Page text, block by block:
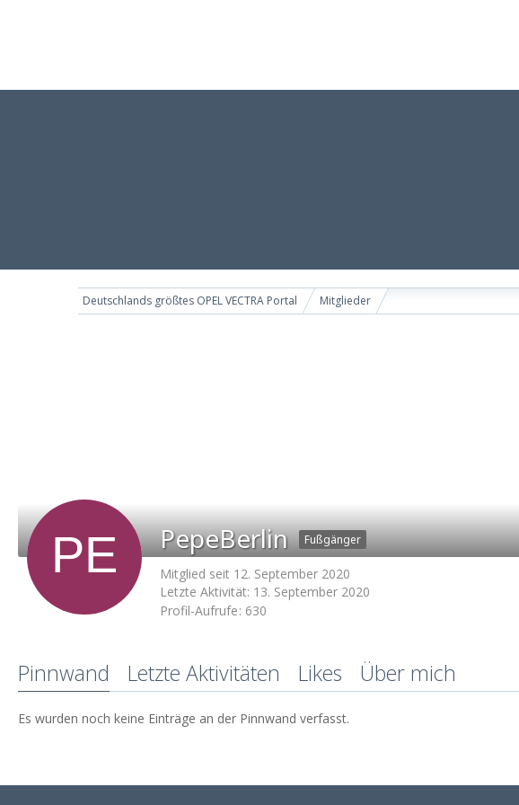
Deutschlands größtes OPEL VECTRA Portal Mitglieder
PepeBerlin Fußgänger
Mitglied seit 12. September 2020
Letzte Aktivität: 13. September 2020
Profil-Aufrufe 630
Pinnwand Letzte Aktivitäten Likes Über mich
Es wurden noch keine Einträge an der Pinnwand verfasst.